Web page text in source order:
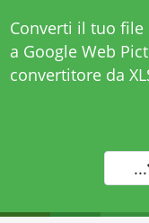
Converti il tuo file
a Google Web
convertitore da
...